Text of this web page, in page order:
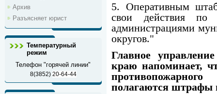
Архив
Разъясняет юрист
Температурный
режим
Телефон "горячей линии"
8(3852) 20-64-44
5. Оперативным
свои действия
администрациями
округов."
Главное
краю напоминает,
полагаются штрафы